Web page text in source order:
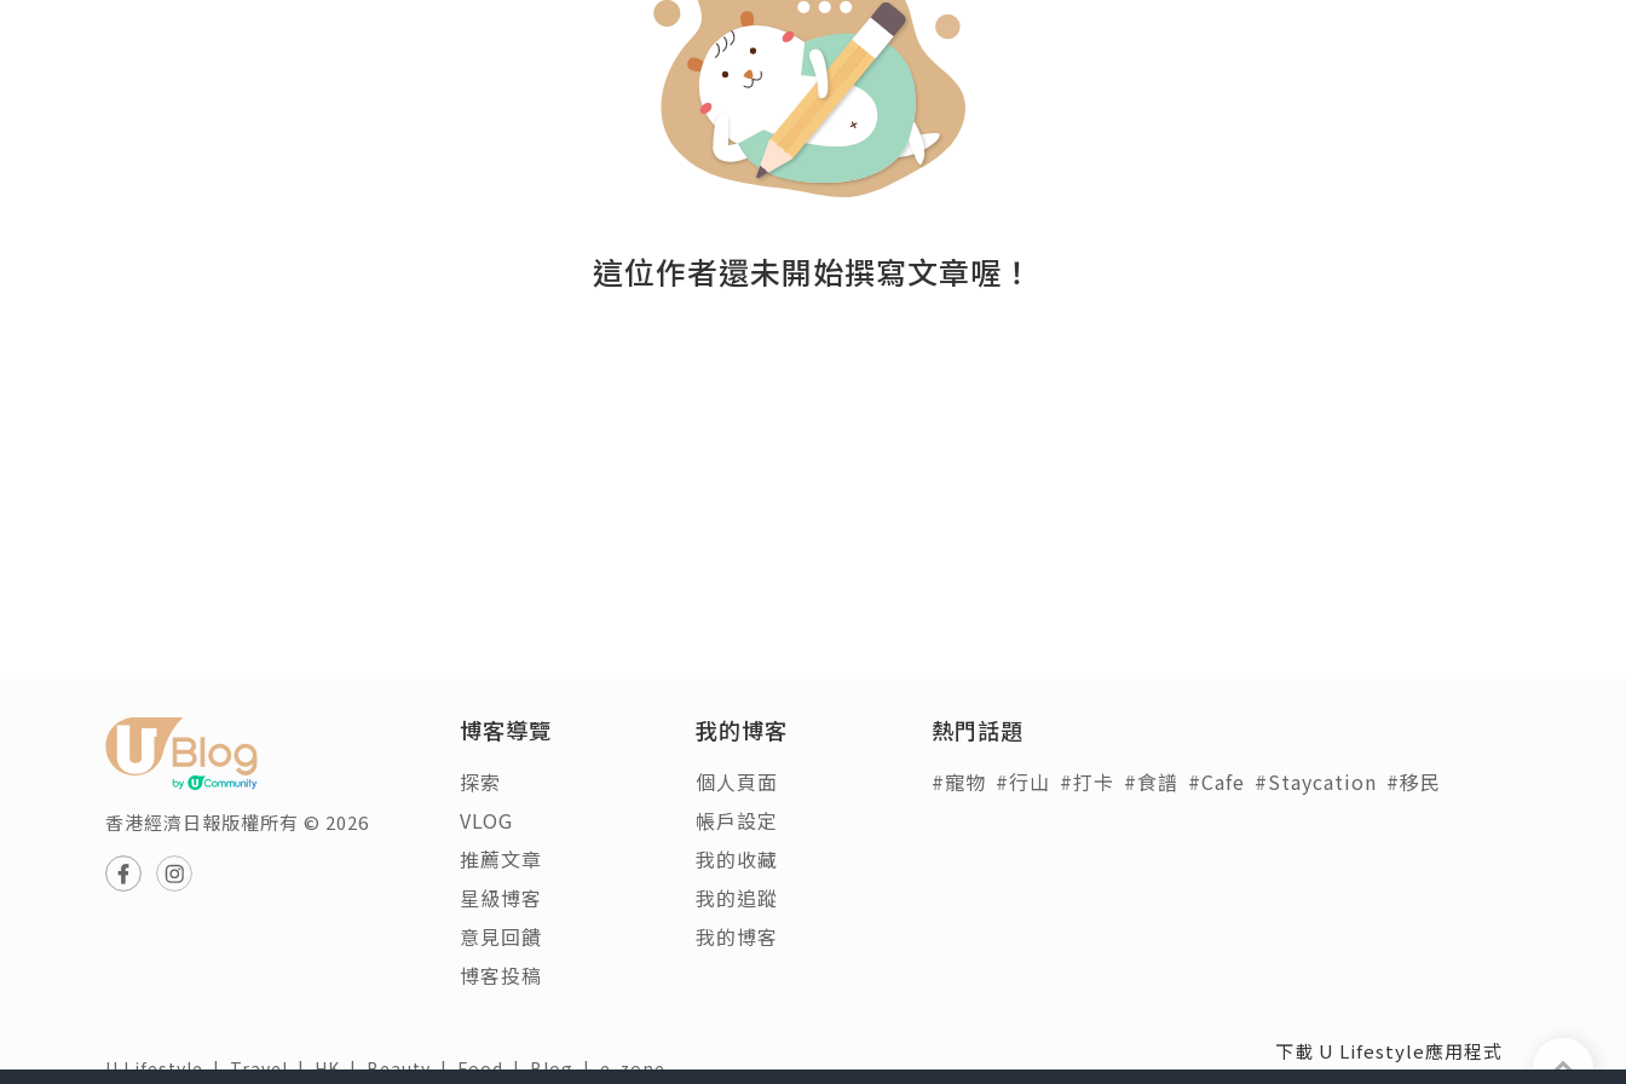
這位作者還未開始撰寫文章喔！
香港經濟日報版權所有 © 2026
博客導覽
探索
VLOG
推薦文章
星級博客
意見回饋
博客投稿
我的博客
個人頁面
帳戶設定
我的收藏
我的追蹤
我的博客
熱門話題
#寵物 #行山 #打卡 #食譜 #Cafe #Staycation #移民
U Lifestyle|Travel|HK|Beauty|Food|Blog|e-zone
下載 U Lifestyle應用程式